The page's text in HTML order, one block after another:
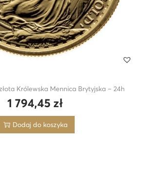
Królewska Mennica Brytyjska – 24h
1 794,45zł
Dodaj do koszyka